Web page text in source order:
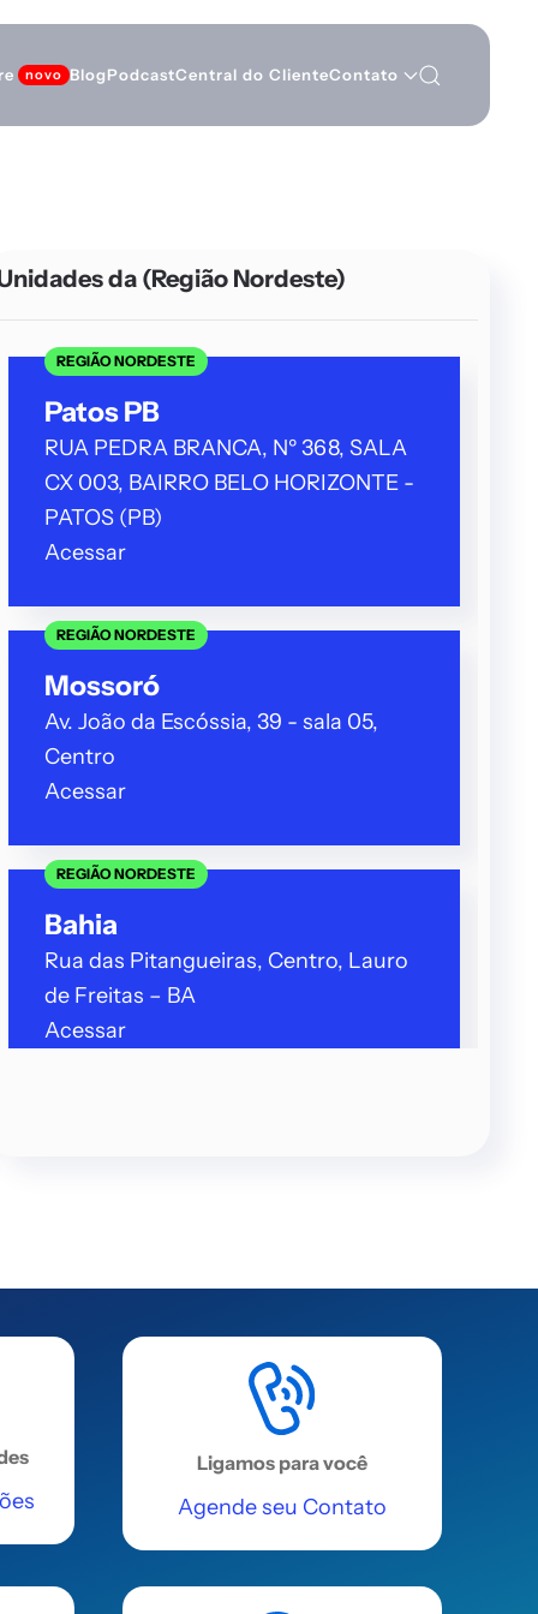
BlogPodcastCentral do ClienteContato
da (Região Nordeste)
Patos PB
REGIÃO NORDESTE
RUA PEDRA BRANCA, Nº 368, SALA
CX 003, BAIRRO BELO HORIZONTE -
PATOS (PB)
Acessar
Mossoró
REGIÃO NORDESTE
Av. João da Escóssia, 39 - sala 05,
Centro
Acessar
Bahia
REGIÃO NORDESTE
Rua das Pitangueiras, Centro, Lauro
de Freitas – BA
Acessar
Vitória da Conquista
Avenida Olívia Flores, 28, Bairro
Acessar
Ligamos para você
Agende seu Contato